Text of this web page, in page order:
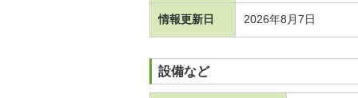
情報更新日 2026年8月7日
設備など